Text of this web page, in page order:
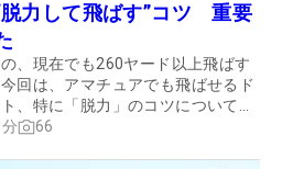
力して飛ばす”コツ 重要
、現在でも260ヤード以上飛ばす
回は、アマチュアでも飛ばせるド
、特に「脱力」のコツについて聞
66